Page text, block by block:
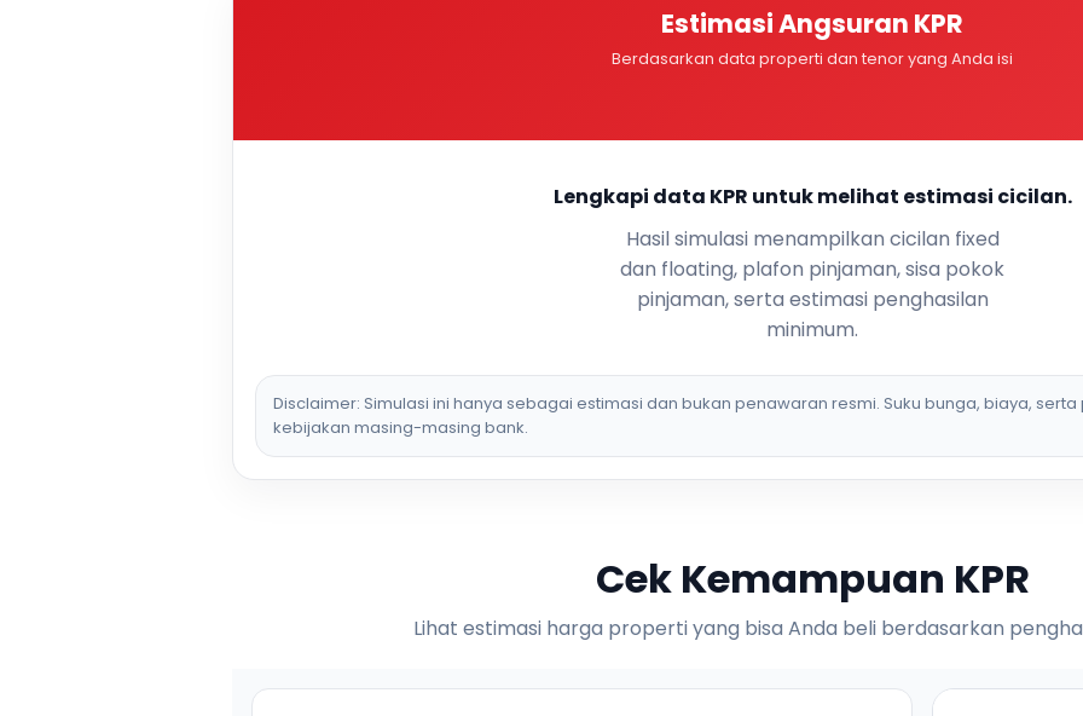
Estimasi Angsuran KPR
Berdasarkan data properti dan tenor yang Anda isi
Lengkapi data KPR untuk melihat estimasi cicilan.
Hasil simulasi menampilkan cicilan fixed
dan floating, plafon pinjaman, sisa pokok
pinjaman, serta estimasi penghasilan
minimum.
Disclaimer: Simulasi ini hanya sebagai estimasi dan bukan penawaran resmi. Suku bunga, biaya,
kebijakan masing-masing bank.
Cek Kemampuan KPR
Lihat estimasi harga properti yang bisa Anda beli berdasarkan